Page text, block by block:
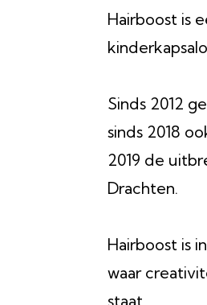
Hairboost is
Sinds 2012
sinds 2018
2019 de
Drachten.
Hairboost is
waar
staat.